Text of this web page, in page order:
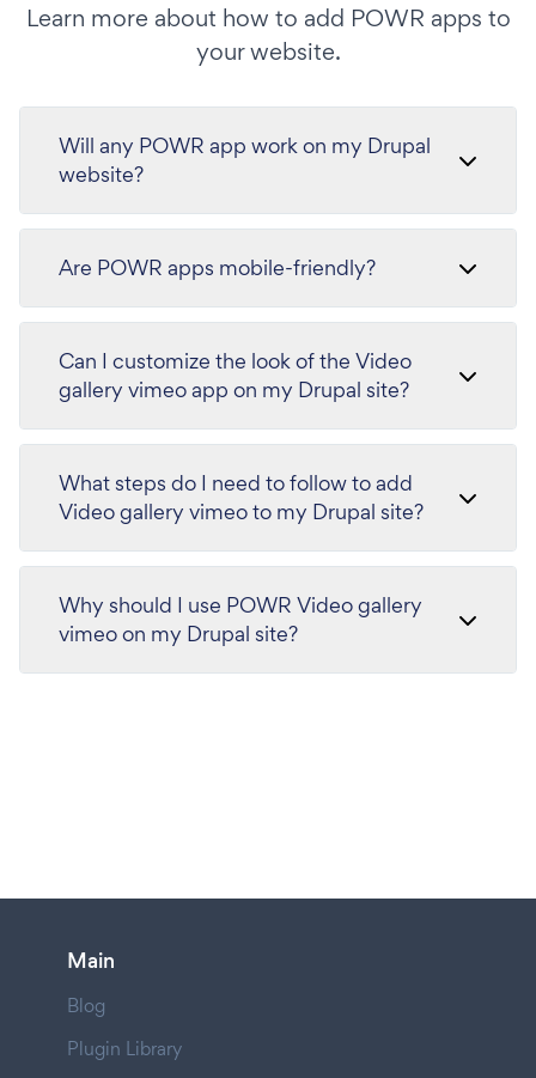
Learn more about how to add POWR apps to
your website.
Will any POWR app work on my Drupal
website?
Are POWR apps mobile-friendly?
Can I customize the look of the Video
gallery vimeo app on my Drupal site?
What steps do I need to follow to add
Video gallery vimeo to my Drupal site?
Why should I use POWR Video gallery
vimeo on my Drupal site?
Main
Blog
Plugin Library